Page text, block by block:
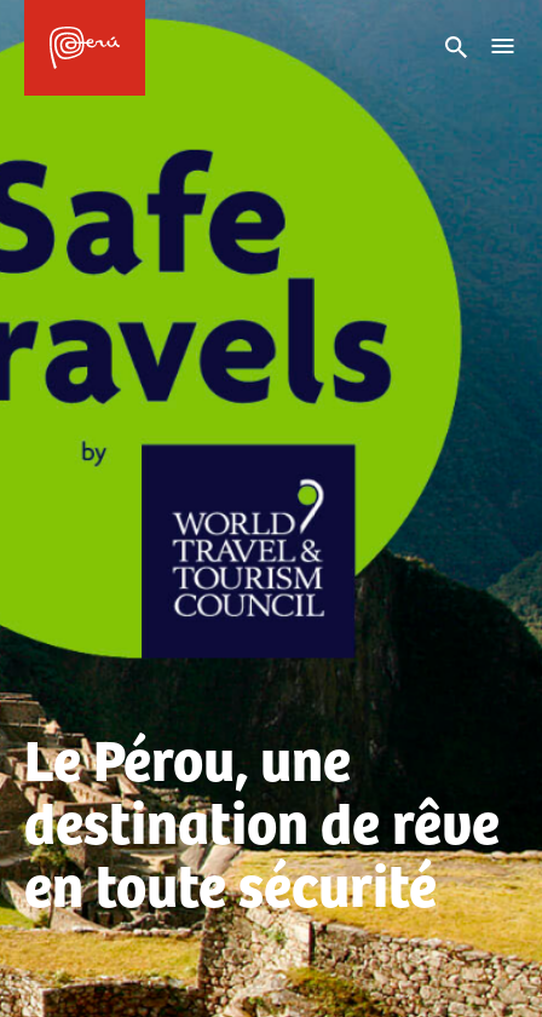
Le Pérou, une
destination de rêve
en toute sécurité